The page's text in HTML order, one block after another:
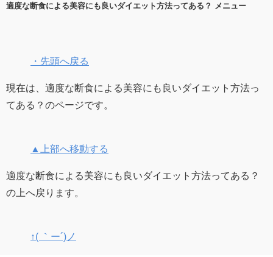
適度な断食による美容にも良いダイエット方法ってある？ メニュー
・先頭へ戻る
現在は、適度な断食による美容にも良いダイエット方法っ
てある？のページです。
▲上部へ移動する
適度な断食による美容にも良いダイエット方法ってある？
の上へ戻ります。
↑( ｀ー´)ノ